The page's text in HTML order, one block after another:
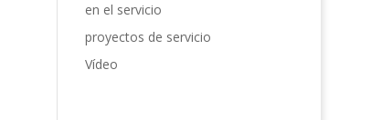
en el servicio
proyectos de servicio
Vídeo